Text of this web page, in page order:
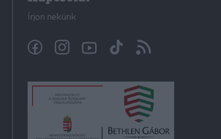
Írjon nekünk